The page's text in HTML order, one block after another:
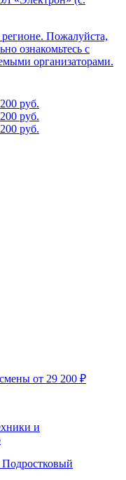
регионе. Пожалуйста,
ознакомьтесь с
организаторами.
руб.
руб.
руб.
от 29 200 ₽
и
Подростковый